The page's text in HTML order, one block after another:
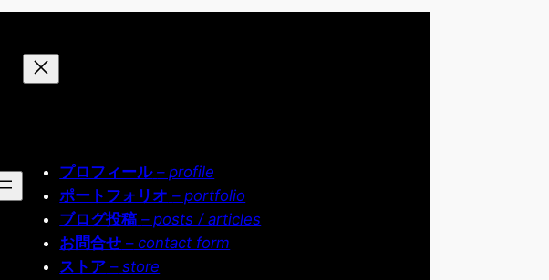
プロフィール – profile
ポートフォリオ – portfolio
ブログ投稿 – posts / articles
お問合せ –contact form
ストア –store